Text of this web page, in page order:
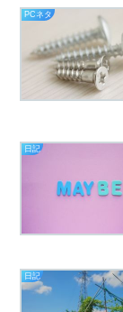
PCネタ
日記
日記